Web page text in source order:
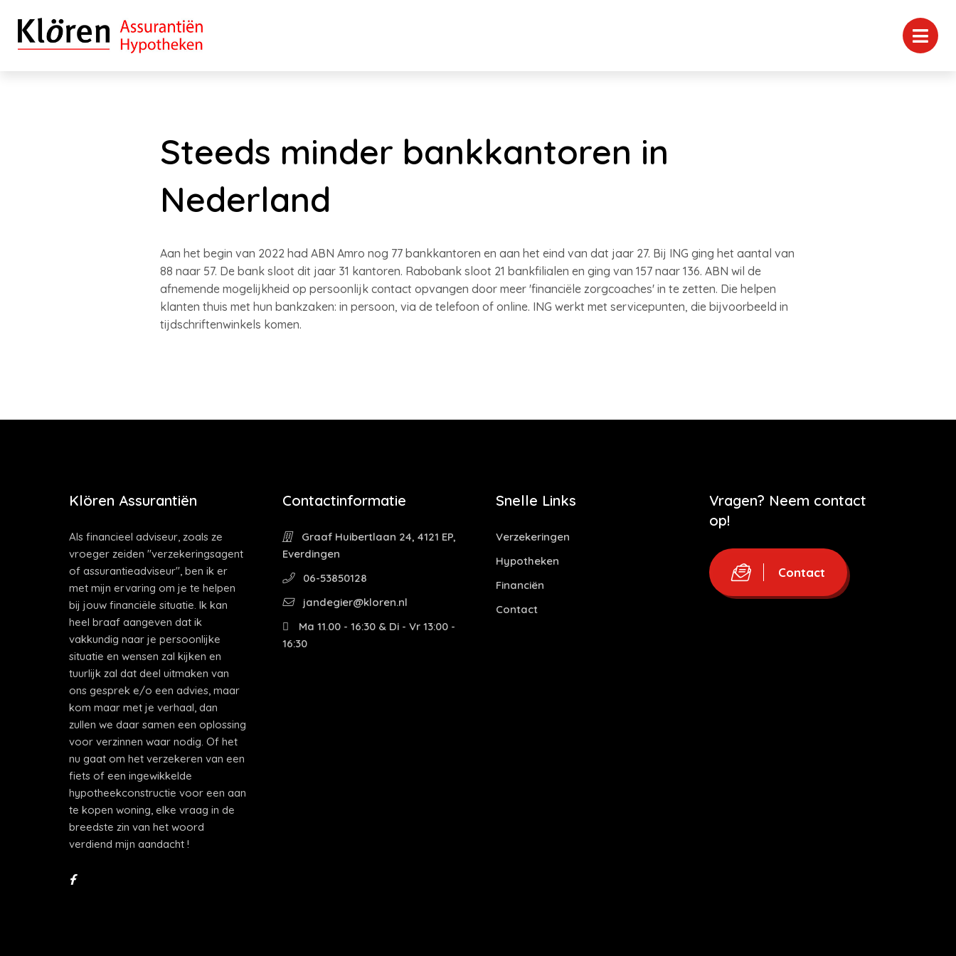
Steeds minder bankkantoren in
Nederland
Aan het begin van 2022 had ABN Amro nog 77 bankkantoren en aan het eind van dat jaar 27. Bij ING ging het aantal van
88 naar 57. De bank sloot dit jaar 31 kantoren. Rabobank sloot 21 bankfilialen en ging van 157 naar 136. ABN wil de
afnemende mogelijkheid op persoonlijk contact opvangen door meer 'financiële zorgcoaches' in te zetten. Die helpen
klanten thuis met hun bankzaken: in persoon, via de telefoon of online. ING werkt met servicepunten, die bijvoorbeeld in
tijdschriftenwinkels komen.
Klören Assurantiën
Als financieel adviseur, zoals ze
vroeger zeiden "verzekeringsagent
of assurantieadviseur", ben ik er
met mijn ervaring om je te helpen
bij jouw financiële situatie. Ik kan
heel braaf aangeven dat ik
vakkundig naar je persoonlijke
situatie en wensen zal kijken en
tuurlijk zal dat deel uitmaken van
ons gesprek e/o een advies, maar
kom maar met je verhaal, dan
zullen we daar samen een oplossing
voor verzinnen waar nodig. Of het
nu gaat om het verzekeren van een
fiets of een ingewikkelde
hypotheekconstructie voor een aan
te kopen woning, elke vraag in de
breedste zin van het woord
verdiend mijn aandacht !
Contactinformatie
Graaf Huibertlaan 24, 4121 EP,
Everdingen
06-53850128
jandegier@kloren.nl
Ma 11.00 - 16:30 & Di - Vr 13:00 -
16:30
Snelle Links
Verzekeringen
Hypotheken
Financiën
Contact
Vragen? Neem contact
op!
Contact